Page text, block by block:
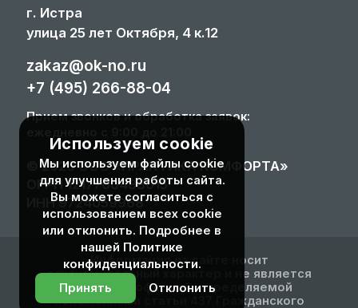
Используем cookie
Мы используем файлы cookie
для улучшения работы сайта.
Вы можете согласиться с
использованием всех cookie
или отклонить. Подробнее в
нашей Политике
конфиденциальности.
Принять
Отклонить
г. Истра
улица 25 лет Октября, 4 к.12
zakaz@ok-no.ru
+7 (495) 266-88-04
Прием звонков и обработка заявок:
© 2026 ООО «ПРАКТИКА КОМФОРТА»
ОГРН 1217700488015
ИНН 9724059968
Информация на сайте носит
ознакомительный характер и не является
публичной офертой, определяемой
положениями статьи 437 Гражданского